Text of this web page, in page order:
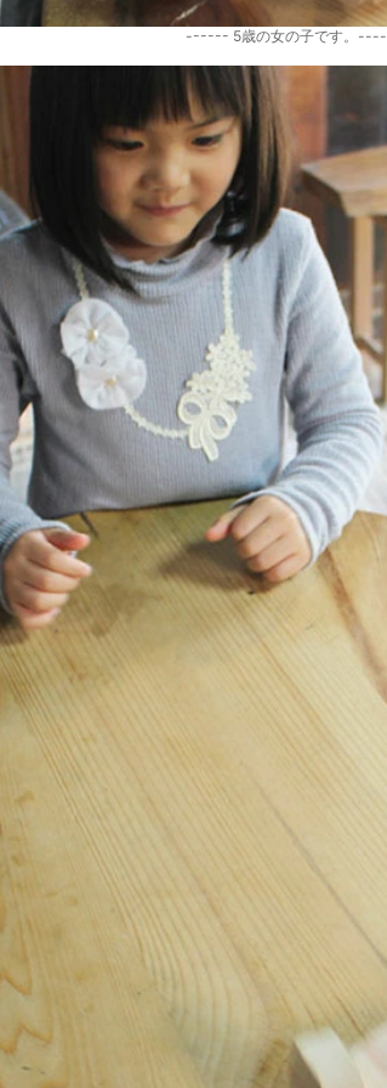
------ 5歳の女の子です。